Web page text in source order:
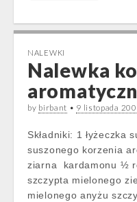
NALEWKI
Nalewka
by birbant • 9 listopada
Składniki: 1 łyżeczka
suszonego korzenia
ziarna kardamonu ½
szczypta mielonego
mielonego anyżu